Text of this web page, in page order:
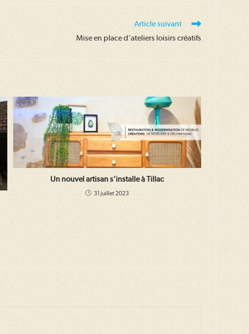
Article suivant
Mise en place d’ateliers loisirs créatifs
Un nouvel artisan s’installe à Tillac
31 juillet 2023